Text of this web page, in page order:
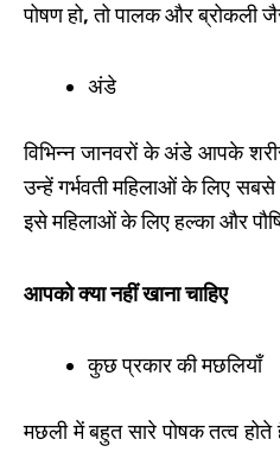
पोषण हो, तो पालक और ब्रोकली
अंडे
विभिन्न जानवरों के अंडे आपके
उन्हें गर्भवती महिलाओं के लिए
इसे महिलाओं के लिए हल्का और
आपको क्या नहीं खाना चाहिए
कुछ प्रकार की मछलियाँ
मछली में बहुत सारे पोषक तत्व